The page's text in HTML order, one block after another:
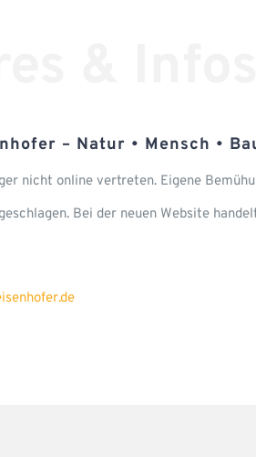
– Natur • Mensch •
nicht online vertreten. Eigene
Bei der neuen Website